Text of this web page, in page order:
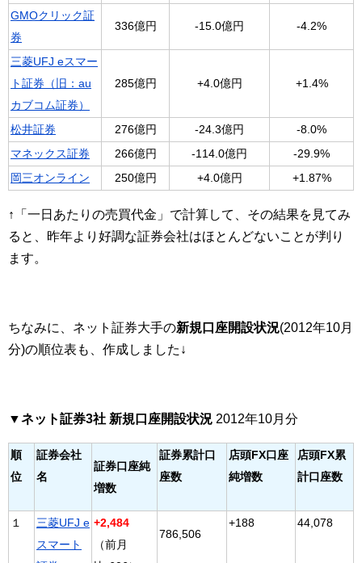
GMOクリック証
券
336億円 -15.0億円 -4.2%
三菱UFJ eスマー
ト証券（旧：au
カブコム証券）
285億円 +4.0億円 +1.4%
松井証券 276億円 -24.3億円
-8.0%
マネックス証券
266億円 -114.0億円
-29.9%
岡三オンライン
250億円 +4.0億円 +1.87%
↑「一日あたりの売買代金」で計算して、その結果を見てみ
ると、昨年より好調な証券会社はほとんどないことが判り
ます。
ちなみに、ネット証券大手の新規口座開設状況(2012年10月
分)の順位表も、作成しました↓
▼ネット証券3社 新規口座開設状況 2012年10月分
順
位
証券会社
名
証券口座純
増数
証券累計口
座数
店頭FX口座
純増数
店頭FX累
計口座数
１
三菱UFJ e
スマート
+2,484
（前月
786,506
+188 44,078